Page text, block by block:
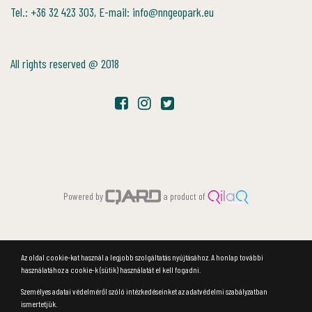
Tel.: +36 32 423 303, E-mail: info@nngeopark.eu
All rights reserved @ 2018
Powered by a product of
Az oldal cookie-kat használ a legjobb szolgáltatás nyújtásához. A honlap további
használatához a cookie-k (sütik) használatát el kell fogadni.
Személyes adatai védelméről szóló intézkedéseinket az adatvédelmi szabályzatban
ismertetjük.